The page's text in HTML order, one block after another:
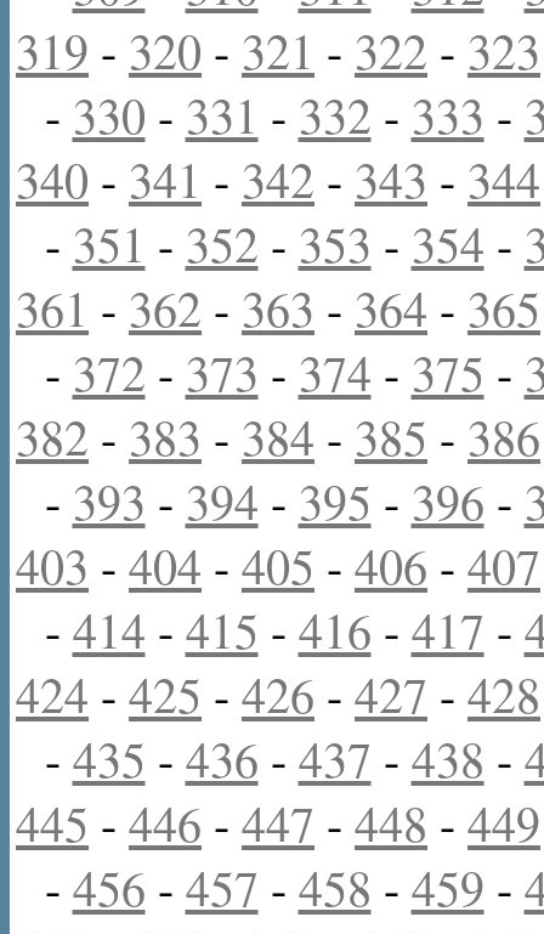
319 - 320 - 321 - 322 - 323
- 330 - 331 - 332 - 333 -
340 - 341 - 342 - 343 - 344
- 351 - 352 - 353 - 354 -
361 - 362 - 363 - 364 - 365
- 372 - 373 - 374 - 375 -
382 - 383 - 384 - 385 - 386
- 393 - 394 - 395 - 396 -
403 - 404 - 405 - 406 - 407
- 414 - 415 - 416 - 417 -
424 - 425 - 426 - 427 - 428
- 435 - 436 - 437 - 438 -
445 - 446 - 447 - 448 - 449
- 456 - 457 - 458 - 459 -